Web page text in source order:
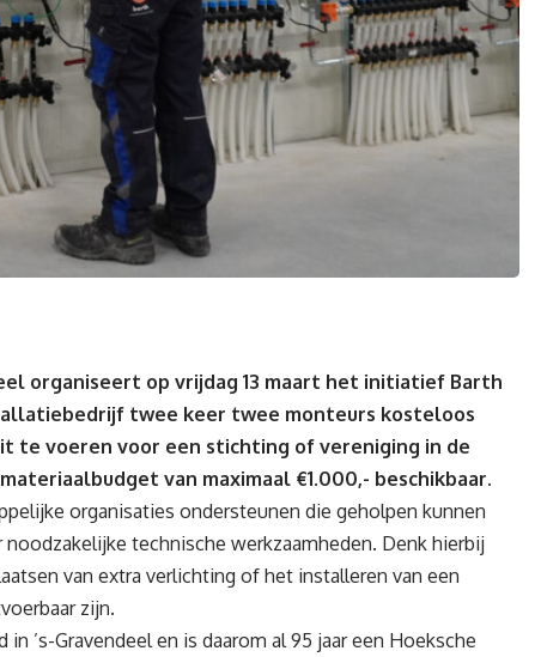
organiseert op vrijdag 13 maart het initiatief Barth
twee keer twee monteurs kosteloos
te voeren voor een stichting of vereniging in de
van maximaal €1.000,- beschikbaar.
organisaties ondersteunen die geholpen kunnen
technische werkzaamheden. Denk hierbij
van extra verlichting of het installeren van een
zijn.
’s-Gravendeel en is daarom al 95 jaar een Hoeksche